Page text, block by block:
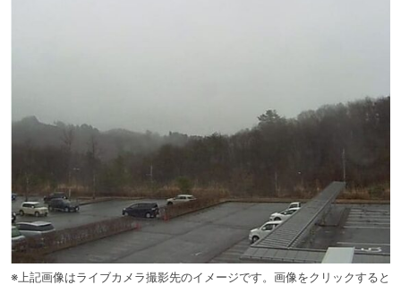
※上記画像はライブカメラ撮影先のイメージです。画像をクリックすると